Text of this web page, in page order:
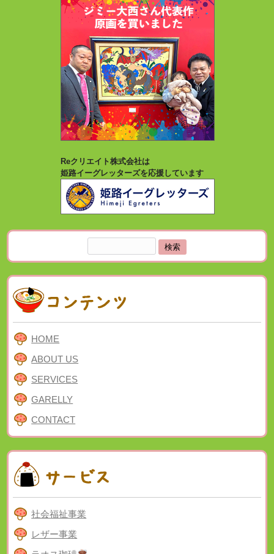
Reクリエイト株式会社は
姫路イーグレッターズを応援しています
索:
HOME
ABOUT US
SERVICES
GARELLY
CONTACT
社会福祉事業
レザー事業